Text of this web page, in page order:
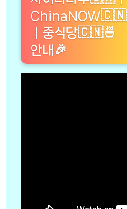
ChinaNOW🇨🇳
ㅣ중식당🇨🇳🍜
안내🎉